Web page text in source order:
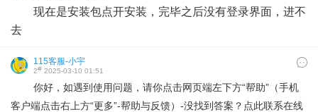
现在是安装包点开安装，完毕之后没有登录界面，进不
去
115客服-小宇
2# 2025-03-10 01:51
你好，如遇到使用问题，请你点击网页端左下方“帮助”（手机
客户端点击右上方“更多”-帮助与反馈）-没找到答案？点此联系在线